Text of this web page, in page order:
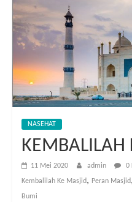
NASEHAT
11 Mei 2020 admin 0
Kembalilah Ke Masjid, Peran Masjid,
Bumi